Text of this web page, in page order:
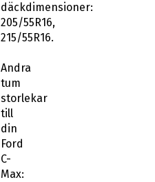
däckdimensioner:
205/55R16,
215/55R16.
Andra
tum
storlekar
till
din
Ford
C-
Max: